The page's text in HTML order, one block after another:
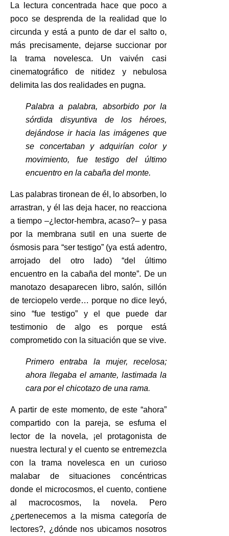
La lectura concentrada hace que poco a
poco se desprenda de la realidad que lo
circunda y está a punto de dar el salto o,
más precisamente, dejarse succionar por
la trama novelesca. Un vaivén casi
cinematográfico de nitidez y nebulosa
delimita las dos realidades en pugna.
Palabra a palabra, absorbido por la
sórdida disyuntiva de los héroes,
dejándose ir hacia las imágenes que
se concertaban y adquirían color y
movimiento, fue testigo del último
encuentro en la cabaña del monte.
Las palabras tironean de él, lo absorben, lo
arrastran, y él las deja hacer, no reacciona
a tiempo –¿lector-hembra, acaso?– y pasa
por la membrana sutil en una suerte de
ósmosis para “ser testigo” (ya está adentro,
arrojado del otro lado) “del último
encuentro en la cabaña del monte”. De un
manotazo desaparecen libro, salón, sillón
de terciopelo verde… porque no dice leyó,
sino “fue testigo” y el que puede dar
testimonio de algo es porque está
comprometido con la situación que se vive.
Primero entraba la mujer, recelosa;
ahora llegaba el amante, lastimada la
cara por el chicotazo de una rama.
A partir de este momento, de este “ahora”
compartido con la pareja, se esfuma el
lector de la novela, ¡el protagonista de
nuestra lectura! y el cuento se entremezcla
con la trama novelesca en un curioso
malabar de situaciones concéntricas
donde el microcosmos, el cuento, contiene
al macrocosmos, la novela. Pero
¿pertenecemos a la misma categoría de
lectores?, ¿dónde nos ubicamos nosotros